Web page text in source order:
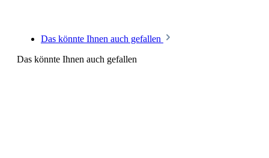
Das könnte Ihnen auch gefallen
Das könnte Ihnen auch gefallen